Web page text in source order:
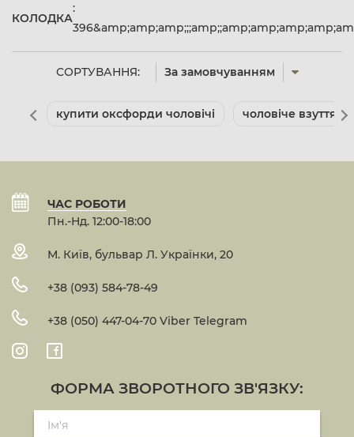
СОРТУВАННЯ: За замовчуванням
КОЛОДКА
:
купити оксфорди чоловічі чоловіче взуття
ЧАС РОБОТИ
Пн.-Нд. 12:00-18:00
М. Київ, бульвар Л. Українки, 20
+38 (093) 584-78-49
+38 (050) 447-04-70 Viber Telegram
ФОРМА ЗВОРОТНОГО ЗВ'ЯЗКУ: